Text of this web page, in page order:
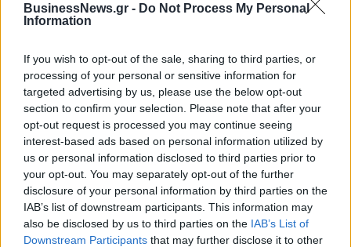
BusinessNews.gr - Do Not Process My Personal
Information
If you wish to opt-out of the sale, sharing to third parties, or
processing of your personal or sensitive information for
targeted advertising by us, please use the below opt-out
section to confirm your selection. Please note that after your
opt-out request is processed you may continue seeing
interest-based ads based on personal information utilized by
us or personal information disclosed to third parties prior to
your opt-out. You may separately opt-out of the further
disclosure of your personal information by third parties on the
IAB’s list of downstream participants. This information may
also be disclosed by us to third parties on the IAB’s List of
Downstream Participants that may further disclose it to other
Ουκρανία: Με Μίχαϊλιουκ και
Λεν κόντρα στην Ελλάδα
Πάρκερ: «Όνειρό μου να
ανάρτηση που έκανε
HELLENiQ ENERGY: Κέρδη 393 εκατ. ευρώ στο α' εξάμηνο – Στα 734
εκατ. ευρώ τα EBITDA
Viohalco: Αυξημένος κατά 14%
ο τζίρος στο α' εξάμηνο, στα 4,3
δισ. ευρώ – Στα 446 εκατ. ευρώ
ΥΠΕΘΟΟ: Νέες επενδύσεις 1
δισ. ευρώ ως το 2028 για την
Ενέργεια